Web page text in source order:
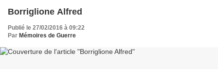
Borriglione Alfred
Publié le 27/02/2016 à 09:22
Par Mémoires de Guerre